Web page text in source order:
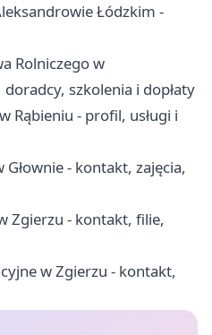
Łódzkim -
Rolniczego w
szkolenia i dopłaty
Rąbieniu - profil, usługi i
- kontakt, zajęcia,
Zgierzu - kontakt, filie,
w Zgierzu - kontakt,